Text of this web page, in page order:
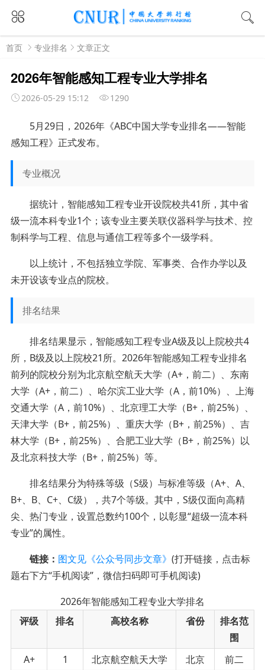
首页 专业排名 文章正文
2026年智能感知工程专业大学排名
2026-05-29 15:12 1290
5月29日，2026年《ABC中国大学专业排名——智能
感知工程》正式发布。
专业概况
据统计，智能感知工程专业开设院校共41所，其中省
级一流本科专业1个；该专业主要关联仪器科学与技术、控
制科学与工程、信息与通信工程等多个一级学科。
以上统计，不包括独立学院、军事类、合作办学以及
未开设该专业点的院校。
排名结果
排名结果显示，智能感知工程专业A级及以上院校共4
所，B级及以上院校21所。2026年智能感知工程专业排名
前列的院校分别为北京航空航天大学（A+，前二）、东南
大学（A+，前二）、哈尔滨工业大学（A，前10%）、上海
交通大学（A，前10%）、北京理工大学（B+，前25%）、
天津大学（B+，前25%）、重庆大学（B+，前25%）、吉
林大学（B+，前25%）、合肥工业大学（B+，前25%）以
及北京科技大学（B+，前25%）等。
排名结果分为特殊等级（S级）与标准等级（A+、A、
B+、B、C+、C级），共7个等级。其中，S级仅面向高精
尖、热门专业，设置总数约100个，以彰显“超级一流本科
专业”的属性。
链接： 图文见《公众号同步文章》 (打开链接，点击标
题右下方“手机阅读”，微信扫码即可手机阅读)
2026年智能感知工程专业大学排名
评级
排名 高校名称 省份
排名范
围
A+
1 北京航空航天大学 北京
前二